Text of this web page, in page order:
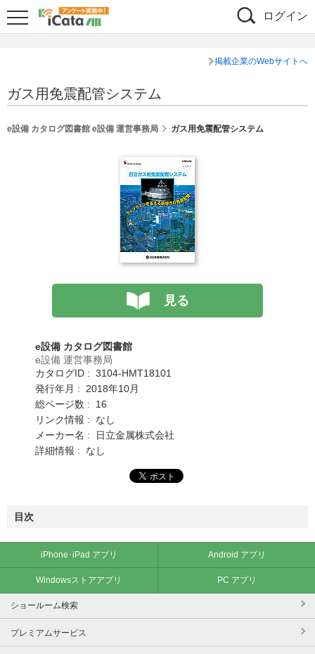
ログイン
掲載企業のWebサイトへ
ガス用免震配管システム
e設備 カタログ図書館 e設備 運営事務局 ガス用免震配管システム
見る
e設備 カタログ図書館
e設備 運営事務局
カタログID : 3104-HMT18101
発行年月 : 2018年10月
総ページ数 : 16
リンク情報 : なし
メーカー名 : 日立金属株式会社
詳細情報 : なし
目次
iPhone･iPad アプリ Android アプリ
Windowsストアアプリ PC アプリ
ショールーム検索
プレミアムサービス